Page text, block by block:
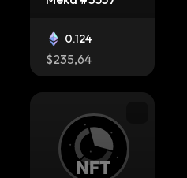
0.124
$235,64